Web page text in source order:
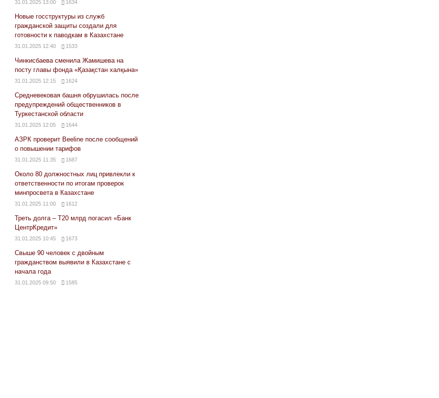
31.01.2025 13:00 1634
Новые госструктуры из служб
гражданской защиты создали для
готовности к паводкам в Казахстане
31.01.2025 12:40 1533
Чинкисбаева сменила Жамишева на
посту главы фонда «Қазақстан халқына»
31.01.2025 12:15 1624
Средневековая башня обрушилась после
предупреждений общественников в
Туркестанской области
31.01.2025 12:05 1644
АЗРК проверит Beeline после сообщений
о повышении тарифов
31.01.2025 11:35 1687
Около 80 должностных лиц привлекли к
ответственности по итогам проверок
минпросвета в Казахстане
31.01.2025 11:00 1612
Треть долга – Т20 млрд погасил «Банк
ЦентрКредит»
31.01.2025 10:45 1673
Свыше 90 человек с двойным
гражданством выявили в Казахстане с
начала года
31.01.2025 09:50 1585